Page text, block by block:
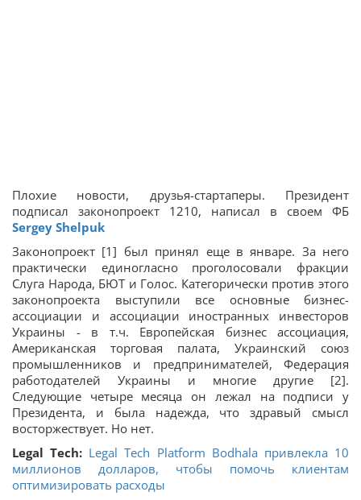
Плохие новости, друзья-стартаперы. Президент
подписал законопроект 1210, написал в своем ФБ
Sergey Shelpuk
Законопроект [1] был принял еще в январе. За него
практически единогласно проголосовали фракции
Слуга Народа, БЮТ и Голос. Категорически против этого
законопроекта выступили все основные бизнес-
ассоциации и ассоциации иностранных инвесторов
Украины - в т.ч. Европейская бизнес ассоциация,
Американская торговая палата, Украинский союз
промышленников и предпринимателей, Федерация
работодателей Украины и многие другие [2].
Следующие четыре месяца он лежал на подписи у
Президента, и была надежда, что здравый смысл
восторжествует. Но нет.
Legal Tech: Legal Tech Platform Bodhala привлекла 10
миллионов долларов, чтобы помочь клиентам
оптимизировать расходы